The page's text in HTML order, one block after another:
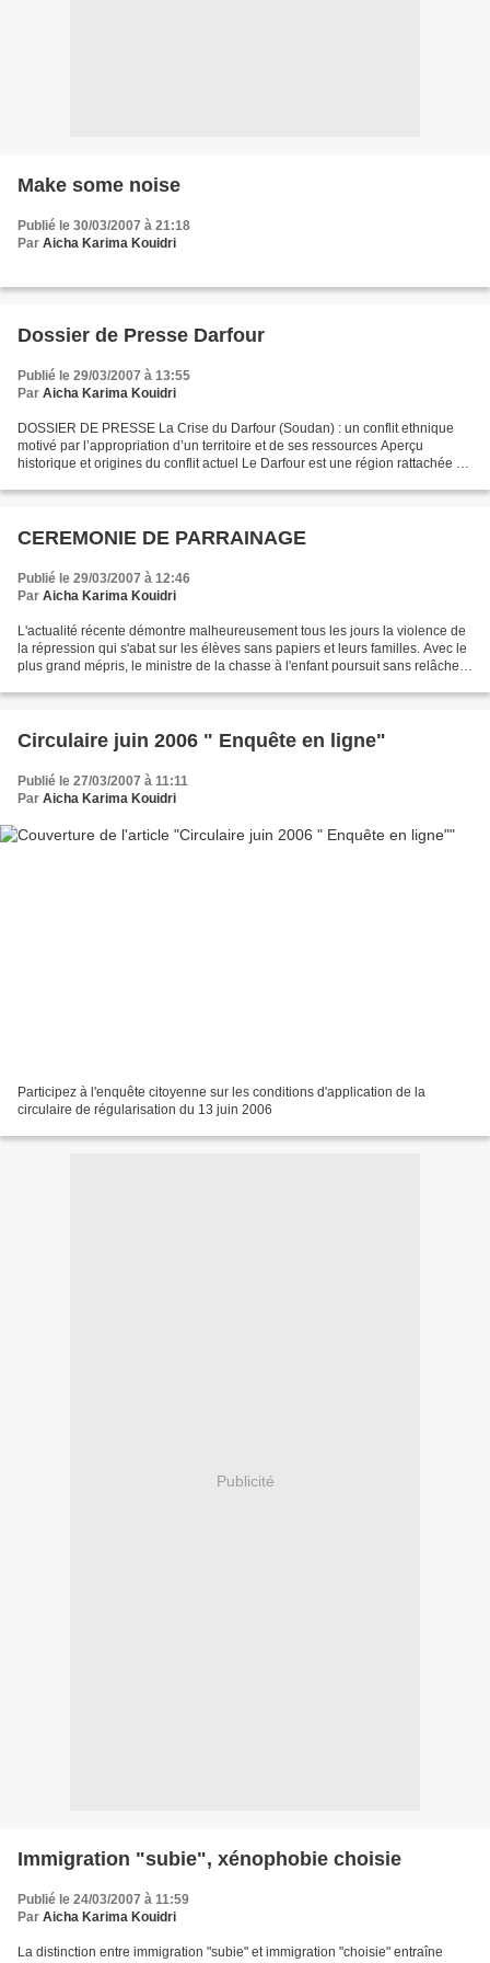
Make some noise
Publié le 30/03/2007 à 21:18
Par Aicha Karima Kouidri
Dossier de Presse Darfour
Publié le 29/03/2007 à 13:55
Par Aicha Karima Kouidri
DOSSIER DE PRESSE La Crise du Darfour (Soudan) : un conflit ethnique
motivé par l’appropriation d’un territoire et de ses ressources Aperçu
historique et origines du conflit actuel Le Darfour est une région rattachée au
CEREMONIE DE PARRAINAGE
Publié le 29/03/2007 à 12:46
Par Aicha Karima Kouidri
L'actualité récente démontre malheureusement tous les jours la violence de
la répression qui s'abat sur les élèves sans papiers et leurs familles. Avec le
plus grand mépris, le ministre de la chasse à l'enfant poursuit sans relâche
Circulaire juin 2006 " Enquête en ligne"
Publié le 27/03/2007 à 11:11
Par Aicha Karima Kouidri
Participez à l'enquête citoyenne sur les conditions d'application de la
circulaire de régularisation du 13 juin 2006
Publicité
Immigration "subie", xénophobie choisie
Publié le 24/03/2007 à 11:59
Par Aicha Karima Kouidri
La distinction entre immigration "subie" et immigration "choisie" entraîne